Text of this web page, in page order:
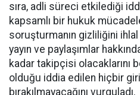
sıra, adli süreci etkilediği
kapsamlı bir hukuk
soruşturmanın gizliliğini
yayın ve paylaşımlar
kadar takipçisi olacaklarını
olduğu iddia edilen hiçbir
bırakılmayacağını vurguladı.